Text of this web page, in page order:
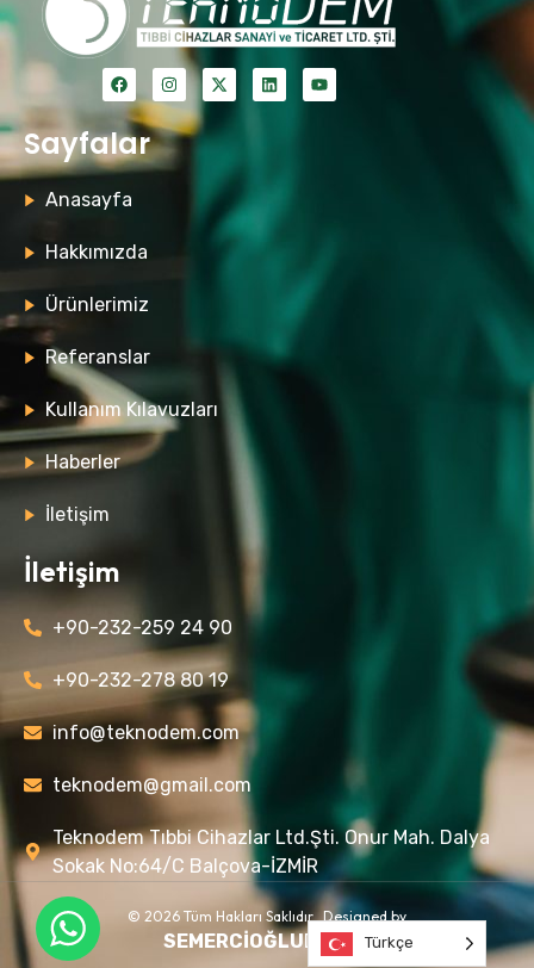
Sayfalar
Anasayfa
Hakkımızda
Ürünlerimiz
Referanslar
Kullanım Kılavuzları
Haberler
İletişim
İletişim
+90-232-259 24 90
+90-232-278 80 19
info@teknodem.com
teknodem@gmail.com
Teknodem Tıbbi Cihazlar Ltd.Şti. Onur Mah. Dalya
Sokak No:64/C Balçova-İZMİR
© 2026 Tüm Hakları Saklıdır. Designed by
SEMERCİOĞLUDESIGNTürkçe